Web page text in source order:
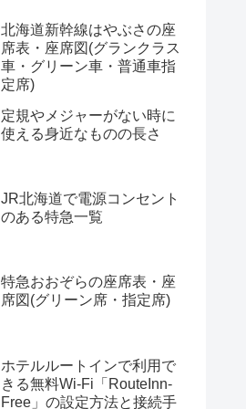
北海道新幹線はやぶさの座
席表・座席図(グランクラス
車・グリーン車・普通車指
定席)
定規やメジャーがない時に
使える身近なものの長さ
JR北海道で電源コンセント
のある特急一覧
特急おおぞらの座席表・座
席図(グリーン席・指定席)
ホテルルートインで利用で
きる無料Wi-Fi「RouteInn-
Free」の設定方法と接続手